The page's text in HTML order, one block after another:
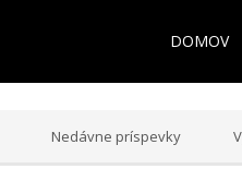
DOMOV
Nedávne príspevky